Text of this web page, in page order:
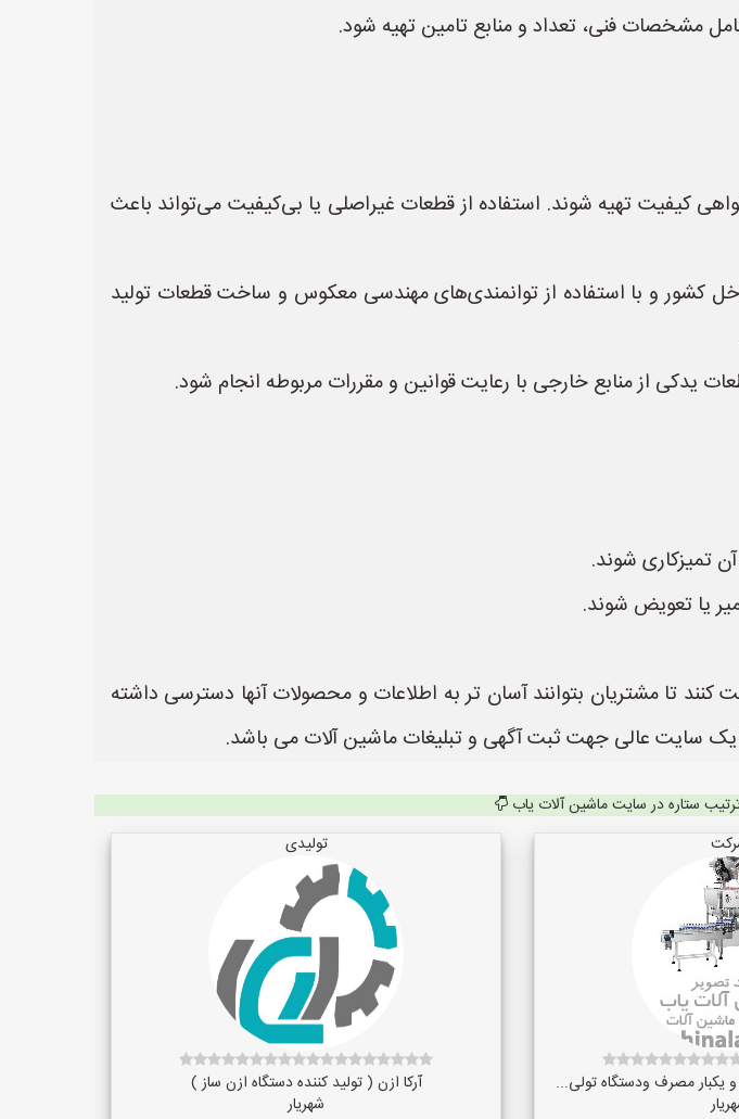
مشخصات فنی، تعداد و منابع تامین تهیه شود.
کیفیت تهیه شوند. استفاده از قطعات غیراصلی یا بی‌کیفیت می‌تواند باعث
کشور و با استفاده از توانمندی‌های مهندسی معکوس و ساخت قطعات تولید
از منابع خارجی با رعایت قوانین و مقررات مربوطه انجام شود.
تمیزکاری شوند.
یا تعویض شوند.
تا مشتریان بتوانند آسان تر به اطلاعات و محصولات آنها دسترسی داشته
ستاره در سایت ماشین آلات یاب
یکبار مصرف ودستگاه تولی...
تولیدی
آرکا ازن ( تولید کننده دستگاه ازن ساز )
شهریار